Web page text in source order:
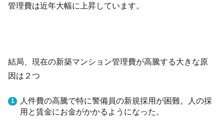
管理費は近年大幅に上昇しています。
結局、現在の新築マンション管理費が高騰する大きな原
因は２つ
人件費の高騰で特に警備員の新規採用が困難。人の採
用と賃金にお金がかかるようになった。